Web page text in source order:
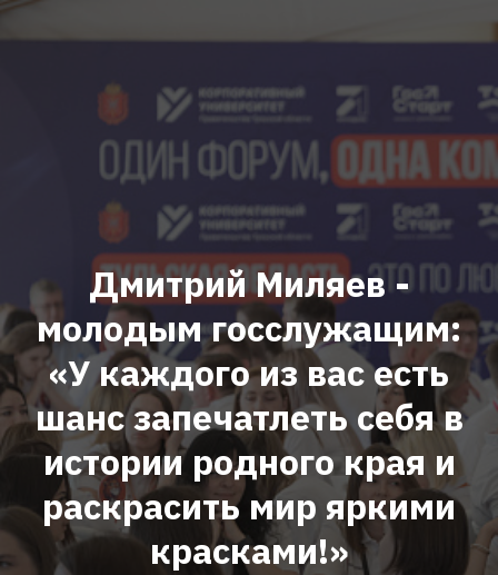
Дмитрий Миляев -
молодым госслужащим:
«У каждого из вас есть
шанс запечатлеть себя в
истории родного края и
раскрасить мир яркими
красками!»